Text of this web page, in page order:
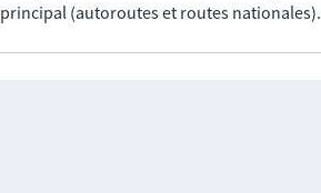
principal (autoroutes et routes nationales).